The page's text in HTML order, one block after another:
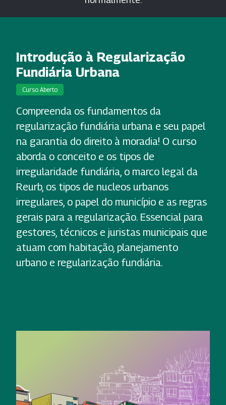
Introdução à Regularização
Fundiária Urbana
Curso Aberto
Compreenda os fundamentos da
regularização fundiária urbana e seu papel
na garantia do direito à moradia! O curso
aborda o conceito e os tipos de
irregularidade fundiária, o marco legal da
Reurb, os tipos de nucleos urbanos
irregulares, o papel do município e as regras
gerais para a regularização. Essencial para
gestores, técnicos e juristas municipais que
atuam com habitação, planejamento
urbano e regularização fundiária.